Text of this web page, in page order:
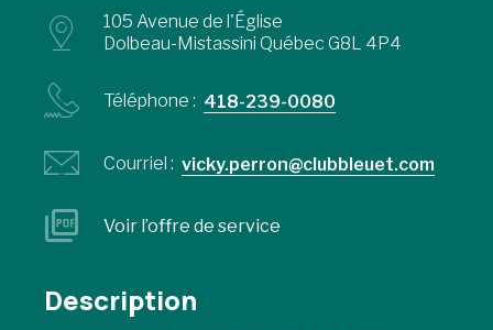
105 Avenue de l'Église
Dolbeau-Mistassini Québec G8L 4P4
Téléphone : 418-239-0080
Courriel : vicky.perron@clubbleuet.com
Voir l’offre de service
Description